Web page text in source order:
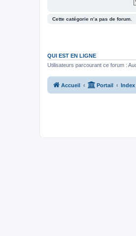
Cette catégorie n’a pas de forum.
QUI EST EN LIGNE
Utilisateurs parcourant ce forum :
Accueil Portail